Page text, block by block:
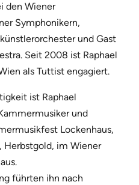
den Wiener
Symphonikern,
und Gast
Seit 2008 ist Raphael
als Tuttist engagiert.
ist Raphael
und
Lockenhaus,
Herbstgold, im Wiener
führten ihn nach